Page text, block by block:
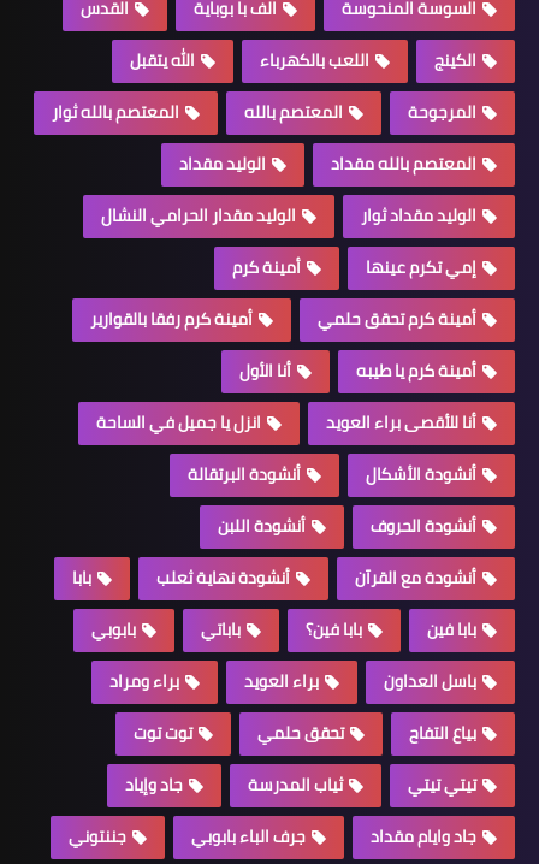
السوسة المنحوسة الف با بوباية
القدس
الكينج
اللعب بالكهرباء
الله يتقبل
المرجوحة
المعتصم بالله
المعتصم بالله ثوار
المعتصم بالله مقداد
الوليد مقداد
الوليد مقداد ثوار
الوليد مقدار الحرامي النشال
إمي تكرم عينها
أمينة كرم
أمينة كرم تحقق حلمي
أمينة كرم رفقا بالقوارير
أمينة كرم يا طيبه
أنا الأول
أنا للأقصى براء العويد
انزل يا جميل في الساحة
أنشودة الأشكال
أنشودة البرتقالة
أنشودة الحروف
أنشودة اللبن
أنشودة مع القرآن
أنشودة نهاية ثعلب
بابا
بابا فين
بابا فين؟ باباتي
بابوبي
باسل العداون
براء العويد
براء ومراد
بياع التفاح
تحقق حلمي
توت توت
تيتي تيتي
ثياب المدرسة
جاد وإياد
جاد وايام مقداد
جرف الباء بابوبي
جننتوني